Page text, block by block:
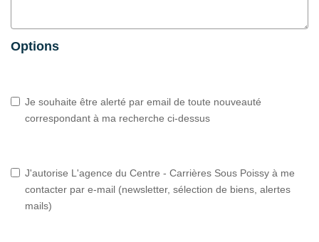
Options
Je souhaite être alerté par email de toute nouveauté
correspondant à ma recherche ci-dessus
J'autorise L'agence du Centre - Carrières Sous Poissy à me
contacter par e-mail (newsletter, sélection de biens, alertes
mails)